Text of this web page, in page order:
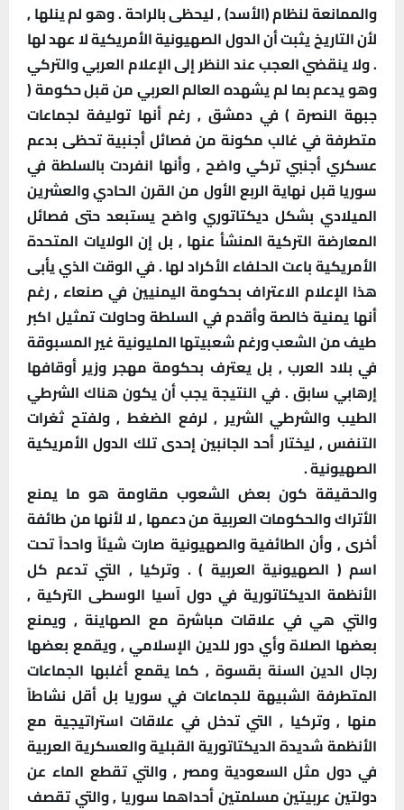
والممانعة لنظام (الأسد) , ليحظى بالراحة . وهو لم ينلها ,
لأن التاريخ يثبت أن الدول الصهيونية الأمريكية لا عهد لها
. ولا ينقضي العجب عند النظر إلى الإعلام العربي والتركي
وهو يدعم بما لم يشهده العالم العربي من قبل حكومة (
جبهة النصرة ) في دمشق , رغم أنها توليفة لجماعات
متطرفة في غالب مكونة من فصائل أجنبية تحظى بدعم
عسكري أجنبي تركي واضح , وأنها انفردت بالسلطة في
سوريا قبل نهاية الربع الأول من القرن الحادي والعشرين
الميلادي بشكل ديكتاتوري واضح يستبعد حتى فصائل
المعارضة التركية المنشأ عنها , بل إن الولايات المتحدة
الأمريكية باعت الحلفاء الأكراد لها . في الوقت الذي يأبى
هذا الإعلام الاعتراف بحكومة اليمنيين في صنعاء , رغم
أنها يمنية خالصة وأقدم في السلطة وحاولت تمثيل اكبر
طيف من الشعب ورغم شعبيتها المليونية غير المسبوقة
في بلاد العرب , بل يعترف بحكومة مهجر وزير أوقافها
إرهابي سابق . في النتيجة يجب أن يكون هناك الشرطي
الطيب والشرطي الشرير , لرفع الضغط , ولفتح ثغرات
التنفس , ليختار أحد الجانبين إحدى تلك الدول الأمريكية
الصهيونية .
والحقيقة كون بعض الشعوب مقاومة هو ما يمنع
الأتراك والحكومات العربية من دعمها , لا لأنها من طائفة
أخرى , وأن الطائفية والصهيونية صارت شيئاً واحداً تحت
اسم ( الصهيونية العربية ) . وتركيا , التي تدعم كل
الأنظمة الديكتاتورية في دول آسيا الوسطى التركية ,
والتي هي في علاقات مباشرة مع الصهاينة , ويمنع
بعضها الصلاة وأي دور للدين الإسلامي , ويقمع بعضها
رجال الدين السنة بقسوة , كما يقمع أغلبها الجماعات
المتطرفة الشبيهة للجماعات في سوريا بل أقل نشاطاً
منها , وتركيا , التي تدخل في علاقات استراتيجية مع
الأنظمة شديدة الديكتاتورية القبلية والعسكرية العربية
في دول مثل السعودية ومصر , والتي تقطع الماء عن
دولتين عربيتين مسلمتين أحداهما سوريا , والتي تقصف